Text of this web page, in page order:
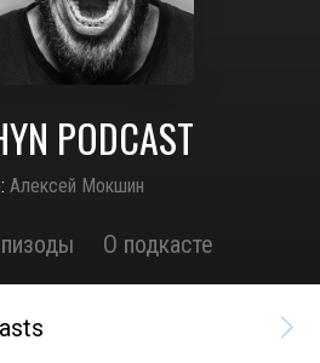
PODCAST
Алексей Мокшин
О подкасте